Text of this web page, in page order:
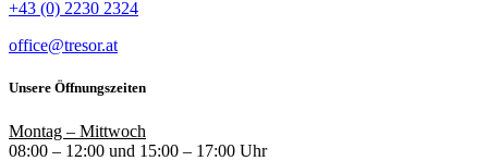
+43 (0) 2230 2324
office@tresor.at
Unsere Öffnungszeiten
Montag – Mittwoch
08:00 – 12:00 und 15:00 – 17:00 Uhr